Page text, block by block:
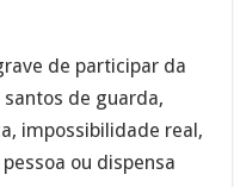
de participar da
de guarda,
impossibilidade real,
ou dispensa